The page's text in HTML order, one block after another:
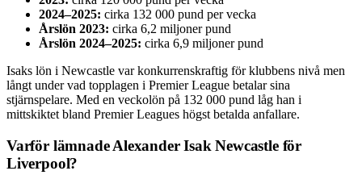
2024–2025: cirka 132 000 pund per vecka
Årslön 2023: cirka 6,2 miljoner pund
Årslön 2024–2025: cirka 6,9 miljoner pund
Isaks lön i Newcastle var konkurrenskraftig för klubbens nivå men
långt under vad topplagen i Premier League betalar sina
stjärnspelare. Med en veckolön på 132 000 pund låg han i
mittskiktet bland Premier Leagues högst betalda anfallare.
Varför lämnade Alexander Isak Newcastle för
Liverpool?